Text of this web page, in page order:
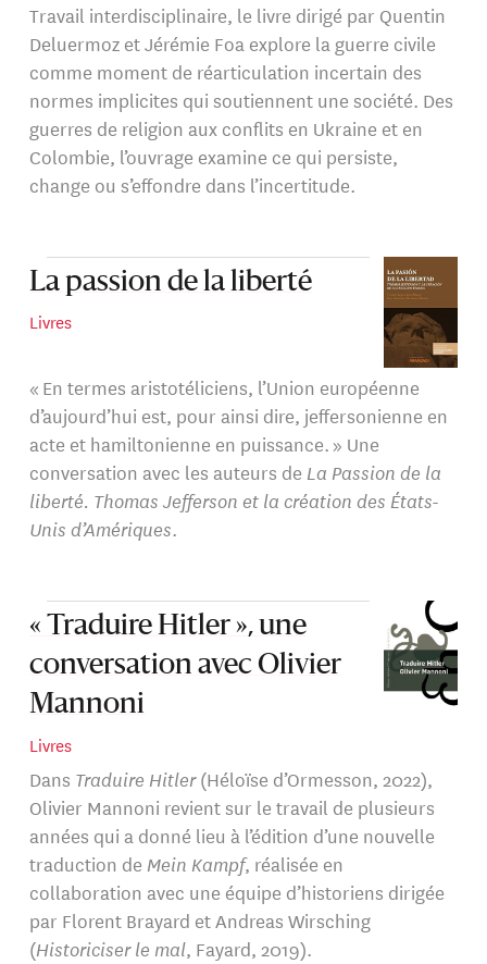
Travail interdisciplinaire, le livre dirigé par Quentin
Deluermoz et Jérémie Foa explore la guerre civile
comme moment de réarticulation incertain des
normes implicites qui soutiennent une société. Des
guerres de religion aux conflits en Ukraine et en
Colombie, l’ouvrage examine ce qui persiste,
change ou s’effondre dans l’incertitude.
La passion de la liberté
Livres
« En termes aristotéliciens, l’Union européenne
d’aujourd’hui est, pour ainsi dire, jeffersonienne en
acte et hamiltonienne en puissance. » Une
conversation avec les auteurs de La Passion de la
liberté. Thomas Jefferson et la création des États-
Unis d’Amériques.
« Traduire Hitler », une
conversation avec Olivier
Mannoni
Livres
Dans Traduire Hitler(Héloïse d’Ormesson, 2022),
Olivier Mannoni revient sur le travail de plusieurs
années qui a donné lieu à l’édition d’une nouvelle
traduction de Mein Kampf, réalisée en
collaboration avec une équipe d’historiens dirigée
par Florent Brayard et Andreas Wirsching
(Historiciser le mal, Fayard, 2019).